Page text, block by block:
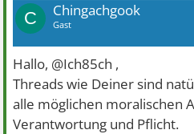
C Chingachgook
Gast
Hallo, @Ich85ch ,
Threads wie Deiner sind
alle möglichen moralischen
Verantwortung und Pflicht.